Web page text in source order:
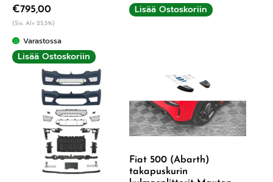
€795,00
(Sis. Alv 25,5%)
Varastossa
Lisää Ostoskoriin
Lisää Ostoskoriin
Fiat 500 (Abarth)
takapuskurin